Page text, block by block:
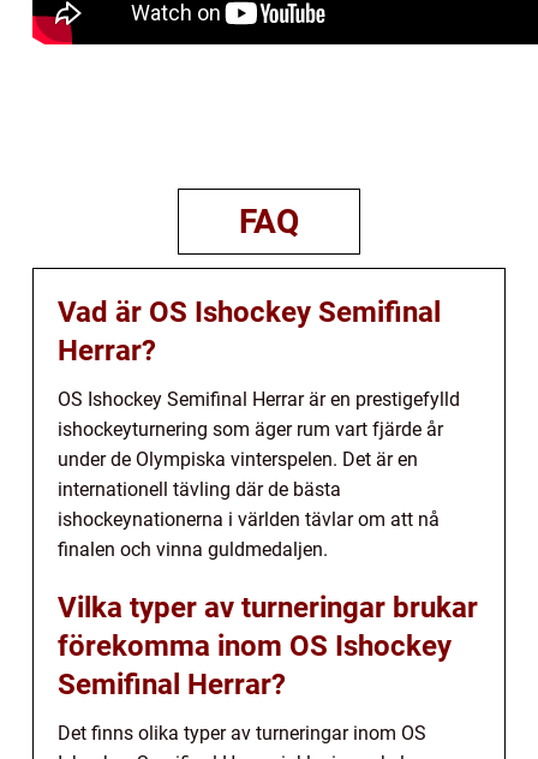
FAQ
Vad är OS Ishockey Semifinal
Herrar?
OS Ishockey Semifinal Herrar är en prestigefylld
ishockeyturnering som äger rum vart fjärde år
under de Olympiska vinterspelen. Det är en
internationell tävling där de bästa
ishockeynationerna i världen tävlar om att nå
finalen och vinna guldmedaljen.
Vilka typer av turneringar brukar
förekomma inom OS Ishockey
Semifinal Herrar?
Det finns olika typer av turneringar inom OS